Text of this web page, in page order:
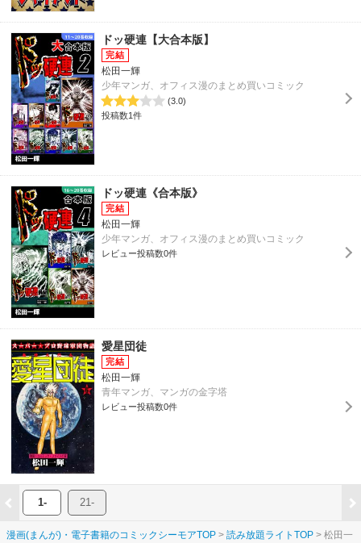
ドッ硬連【大合本版】
松田一輝
少年マンガ、オフィス漫のまとめ買いコミック
(3.0)
投稿数1件
ドッ硬連《合本版》
松田一輝
少年マンガ、オフィス漫のまとめ買いコミック
レビュー投稿数0件
愛星団徒
松田一輝
青年マンガ、マンガの金字塔
レビュー投稿数0件
1- 21-
漫画(まんが)・電子書籍のコミックシーモアTOP 読み放題ライトTOP 松田一